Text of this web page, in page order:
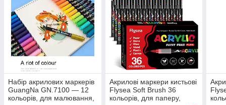
Набір акрилових маркерів
GuangNa GN.7100 — 12
кольорів, для малювання,
Акрилові маркери кистьові
Flysea Soft Brush 36
кольорів, для паперу,